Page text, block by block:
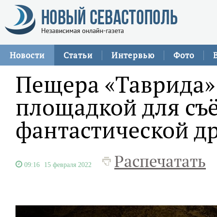
Новости Статьи Интервью Фото
Пещера
площадкой для
фантастической
09:16 15 февраля 2022 Распечатать